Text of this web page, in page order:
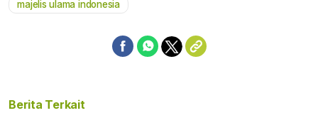
majelis ulama indonesia
Berita Terkait